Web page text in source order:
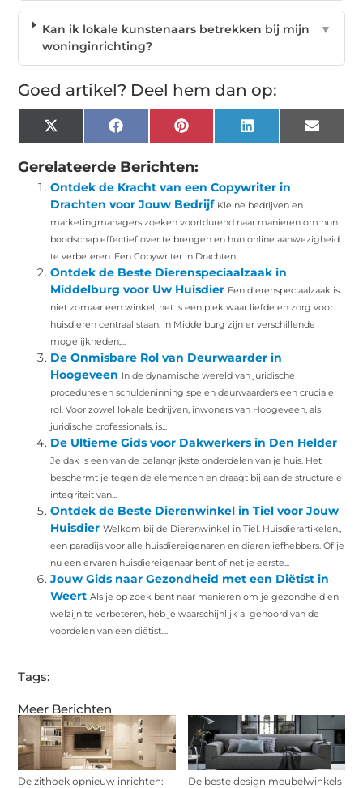
Meer Berichten
De zithoek opnieuw inrichten:
De beste design meubelwinkels
Kan ik lokale kunstenaars betrekken bij mijn
woninginrichting?
▼
Goed artikel? Deel hem dan op:
X
(Twitter)
Facebook Pinterest LinkedIn Email
Gerelateerde Berichten:
Ontdek de Kracht van een Copywriter in
Drachten voor Jouw Bedrijf Kleine bedrijven en
marketingmanagers zoeken voortdurend naar manieren om hun
boodschap effectief over te brengen en hun online aanwezigheid
te verbeteren. Een Copywriter in Drachten....
Ontdek de Beste Dierenspeciaalzaak in
Middelburg voor Uw Huisdier Een dierenspeciaalzaak is
niet zomaar een winkel; het is een plek waar liefde en zorg voor
huisdieren centraal staan. In Middelburg zijn er verschillende
mogelijkheden,...
De Onmisbare Rol van Deurwaarder in
Hoogeveen In de dynamische wereld van juridische
procedures en schuldeninning spelen deurwaarders een cruciale
rol. Voor zowel lokale bedrijven, inwoners van Hoogeveen, als
juridische professionals, is...
De Ultieme Gids voor Dakwerkers in Den Helder
Je dak is een van de belangrijkste onderdelen van je huis. Het
beschermt je tegen de elementen en draagt bij aan de structurele
integriteit van...
Ontdek de Beste Dierenwinkel in Tiel voor Jouw
Huisdier Welkom bij de Dierenwinkel in Tiel. Huisdierartikelen.,
een paradijs voor alle huisdiereigenaren en dierenliefhebbers. Of je
nu een ervaren huisdiereigenaar bent of net je eerste...
Jouw Gids naar Gezondheid met een Diëtist in
Weert Als je op zoek bent naar manieren om je gezondheid en
welzijn te verbeteren, heb je waarschijnlijk al gehoord van de
voordelen van een diëtist....
Tags: